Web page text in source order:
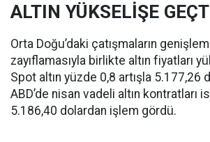
ALTIN YÜKSELİŞE
Orta Doğu’daki çatışmaların
zayıflamasıyla birlikte altın fiyatları
Spot altın yüzde 0,8 artışla 5.177,26
ABD’de nisan vadeli altın kontratları
5.186,40 dolardan işlem gördü.